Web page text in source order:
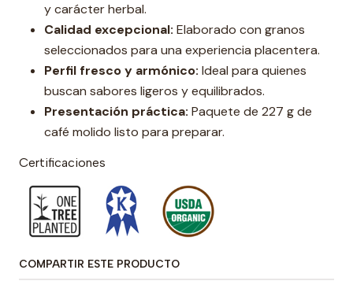
y carácter herbal.
Calidad excepcional: Elaborado con granos
seleccionados para una experiencia placentera.
Perfil fresco y armónico: Ideal para quienes
buscan sabores ligeros y equilibrados.
Presentación práctica: Paquete de 227 g de
café molido listo para preparar.
Certificaciones
COMPARTIR ESTE PRODUCTO